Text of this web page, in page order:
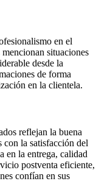
en el
situaciones
desde la
de forma
en la clientela.
reflejan la buena
la satisfacción del
en la entrega, calidad
postventa eficiente,
confían en sus